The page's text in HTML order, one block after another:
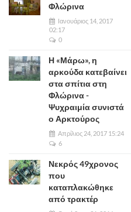
Φλώρινα
Ιανουάριος 14, 2017
02:17
0
Η «Μάρω», η
αρκούδα κατεβαίνει
στα σπίτια στη
Φλώρινα -
Ψυχραιμία συνιστά
ο Αρκτούρος
Απρίλιος 24, 2017 15:24
6
Νεκρός 49χρονος
που
καταπλακώθηκε
από τρακτέρ